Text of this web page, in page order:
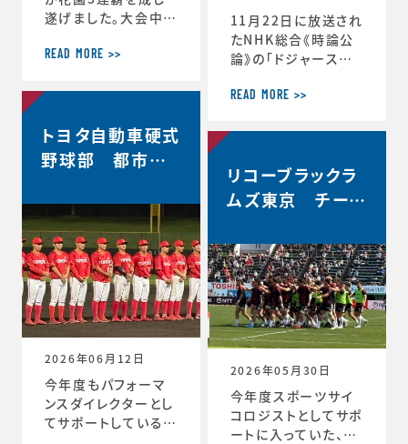
遂げました。大会中の
＜12月30日 2回戦
G＞ 振り返りミーテ
る。これまで蓄積した
ものタフなゲームで
やってみる。主観的な
う整理するか。翌日の
練習から次のステー
ジの自分と向かい合
おう。 ≪12月31日≫
桐蔭学園ラグビーフ
ァミリー。昨年の3年
生が花園初戦に駆け
つけてくれました。 あ
READ MORE >>
11月22日に放送され
たNHK総合《時論公
論》の「ドジャース大
MVP その意義は」内
意義 “最高の自分”を
今シーズン大谷選手
の活躍が示唆したこ
と」のコーナーで、ス
からの分析が放送さ
れました。◆放送内容
はこちら↓https://
www.nhk.jp/p/ts/
4V23PRP3YR/epis
ode/te/QNX8MVR
GJW
READ MORE >>
トヨタ自動車硬式
野球部 都市対
場決定
2026年06月12日
今年度もパフォーマ
ンスダイレクターとし
てサポートしているト
リコーブラックラ
ムズ東京 チーム
2026年05月30日
今年度スポーツサイ
コロジストとしてサポ
ートに入っていた、リ